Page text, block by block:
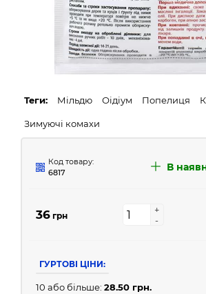
Теги: Мільдю Оідіум Попелиця
Зимуючі комахи
Код товару:
6817
В
36 грн
+
-
+
-
ГУРТОВІ ЦІНИ:
10 або більше: 28.50 грн.